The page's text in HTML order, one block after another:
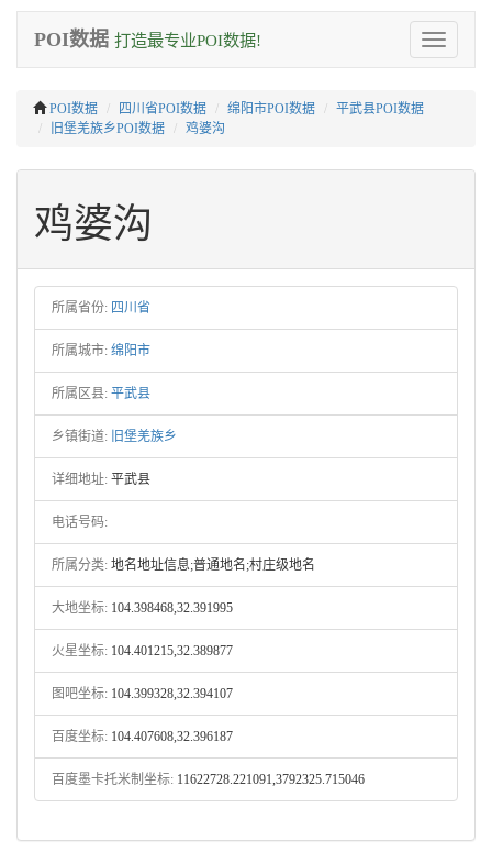
Toggle
navigation
POI数据 打造最专业POI数据!
POI数据 四川省POI数据 绵阳市POI数据
平武县POI数据
旧堡羌族乡POI数据
鸡婆沟
鸡婆沟
所属省份: 四川省
所属城市: 绵阳市
所属区县: 平武县
乡镇街道: 旧堡羌族乡
详细地址: 平武县
电话号码:
所属分类: 地名地址信息;普通地名;村庄级地名
大地坐标: 104.398468,32.391995
火星坐标: 104.401215,32.389877
图吧坐标: 104.399328,32.394107
百度坐标: 104.407608,32.396187
百度墨卡托米制坐标: 11622728.221091,3792325.715046